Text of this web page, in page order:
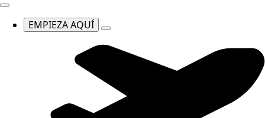
EMPIEZA AQUÍ